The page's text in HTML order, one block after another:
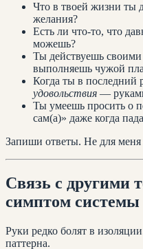
Что в твоей жизни ты
желания?
Есть ли что-то, что
можешь?
Ты действуешь
выполняешь чужой
Когда ты в последний
удовольствия —
Ты умеешь просить о
сам(а)» даже когда
Запиши ответы. Не для
Связь с другими
симптом системы
Руки редко болят в
паттерна.